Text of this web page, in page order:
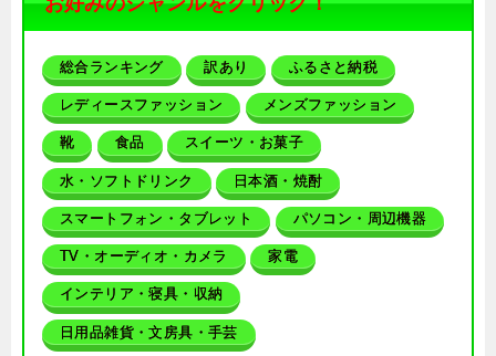
総合ランキング 訳あり ふるさと納税
レディースファッション メンズファッション
靴 食品 スイーツ・お菓子
水・ソフトドリンク 日本酒・焼酎
スマートフォン・タブレット パソコン・周辺機器
TV・オーディオ・カメラ 家電
インテリア・寝具・収納
日用品雑貨・文房具・手芸